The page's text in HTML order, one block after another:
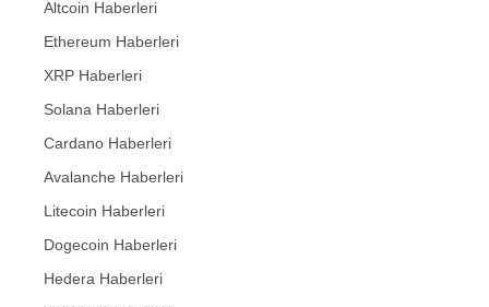
Altcoin Haberleri
Ethereum Haberleri
XRP Haberleri
Solana Haberleri
Cardano Haberleri
Avalanche Haberleri
Litecoin Haberleri
Dogecoin Haberleri
Hedera Haberleri